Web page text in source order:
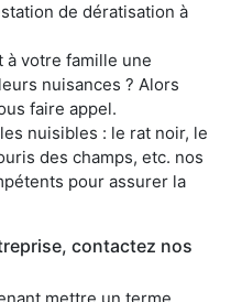
de dératisation à
à votre famille une
nuisances ? Alors
faire appel.
nuisibles : le rat noir, le
des champs, etc. nos
pour assurer la
contactez nos